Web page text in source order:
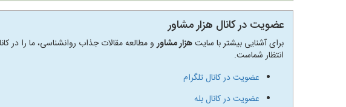
عضویت در کانال هزار مشاور
برای آشنایی بیشتر با سایتهزار مشاورو مطالعه مقالات جذاب روانشناسی، ما را در
انتظار شماست.
عضویت در کانال تلگرام
عضویت در کانال بله